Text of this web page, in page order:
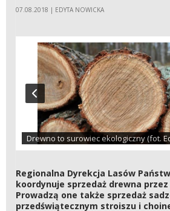
07.08.2018 | EDYTA NOWICKA
Drewno to surowiec ekologiczny (fot.
Regionalna Dyrekcja Lasów
koordynuje sprzedaż drewna
Prowadzą one także sprzedaż
przedświątecznym stroiszu i